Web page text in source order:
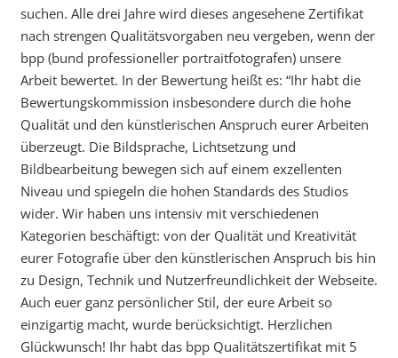
suchen. Alle drei Jahre wird dieses angesehene Zertifikat
nach strengen Qualitätsvorgaben neu vergeben, wenn der
bpp (bund professioneller portraitfotografen) unsere
Arbeit bewertet. In der Bewertung heißt es: “Ihr habt die
Bewertungskommission insbesondere durch die hohe
Qualität und den künstlerischen Anspruch eurer Arbeiten
überzeugt. Die Bildsprache, Lichtsetzung und
Bildbearbeitung bewegen sich auf einem exzellenten
Niveau und spiegeln die hohen Standards des Studios
wider. Wir haben uns intensiv mit verschiedenen
Kategorien beschäftigt: von der Qualität und Kreativität
eurer Fotografie über den künstlerischen Anspruch bis hin
zu Design, Technik und Nutzerfreundlichkeit der Webseite.
Auch euer ganz persönlicher Stil, der eure Arbeit so
einzigartig macht, wurde berücksichtigt. Herzlichen
Glückwunsch! Ihr habt das bpp Qualitätszertifikat mit 5